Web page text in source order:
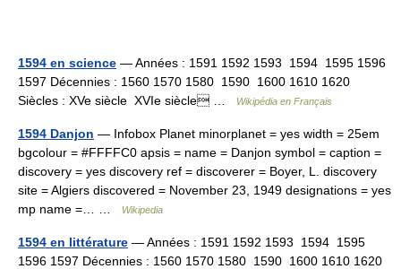
1594 en science — Années : 1591 1592 1593 1594 1595 1596
1597 Décennies : 1560 1570 1580 1590 1600 1610 1620
Siècles : XVe siècle XVIe siècle …
Wikipédia en Français
1594 Danjon — Infobox Planet minorplanet = yes width = 25em
bgcolour = #FFFFC0 apsis = name = Danjon symbol = caption =
discovery = yes discovery ref = discoverer = Boyer, L. discovery
site = Algiers discovered = November 23, 1949 designations = yes
mp name =… …
Wikipedia
1594 en littérature — Années : 1591 1592 1593 1594 1595
1596 1597 Décennies : 1560 1570 1580 1590 1600 1610 1620